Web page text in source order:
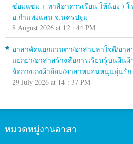
ซ่อมแซม + ทาสีอาคารเรียน ให้น้อง ) โ
อ.กำแพงแสน จ.นครปฐม
8 August 2026 at 12 : 44 PM
อาสาคัดแยกแว่นตา/อาสาปลาใจดี/อา
แยกยา/อาสาสร้างสื่อการเรียนรู้บนผืน
จัดกางเกงผ้าอ้อม/อาสาหมอนหนุนอุ่นรัก
29 July 2026 at 14 : 37 PM
หมวดหมู่งานอาสา